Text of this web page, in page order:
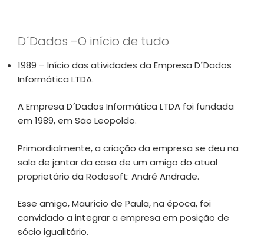
D´Dados –O início de tudo
1989 – Início das atividades da Empresa D´Dados
Informática LTDA.
A Empresa D´Dados Informática LTDA foi fundada
em 1989, em São Leopoldo.
Primordialmente, a criação da empresa se deu na
sala de jantar da casa de um amigo do atual
proprietário da Rodosoft: André Andrade.
Esse amigo, Maurício de Paula, na época, foi
convidado a integrar a empresa em posição de
sócio igualitário.